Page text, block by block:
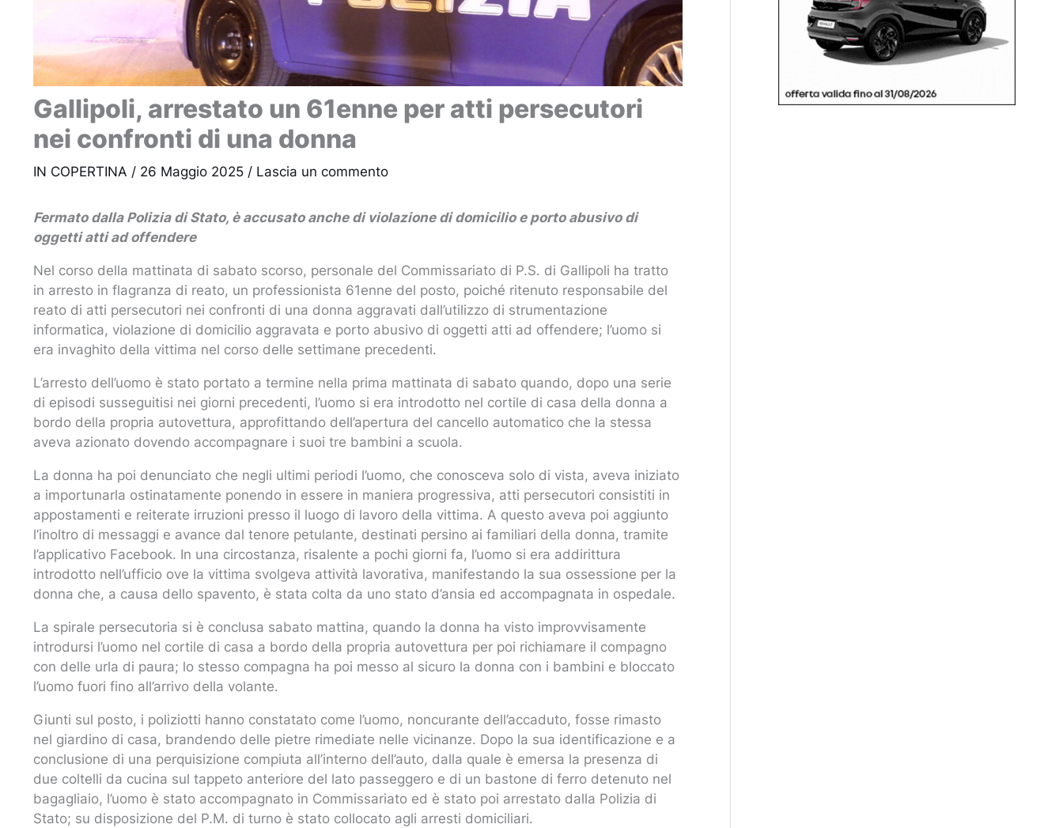
Gallipoli, arrestato un 61enne per atti persecutori
nei confronti di una donna
IN COPERTINA / 26 Maggio 2025 / Lascia un commento
Fermato dalla Polizia di Stato, è accusato anche di violazione di domicilio e porto abusivo di
oggetti atti ad offendere
Nel corso della mattinata di sabato scorso, personale del Commissariato di P.S. di Gallipoli ha tratto
in arresto in flagranza di reato, un professionista 61enne del posto, poiché ritenuto responsabile del
reato di atti persecutori nei confronti di una donna aggravati dall’utilizzo di strumentazione
informatica, violazione di domicilio aggravata e porto abusivo di oggetti atti ad offendere; l’uomo si
era invaghito della vittima nel corso delle settimane precedenti.
L’arresto dell’uomo è stato portato a termine nella prima mattinata di sabato quando, dopo una serie
di episodi susseguitisi nei giorni precedenti, l’uomo si era introdotto nel cortile di casa della donna a
bordo della propria autovettura, approfittando dell’apertura del cancello automatico che la stessa
aveva azionato dovendo accompagnare i suoi tre bambini a scuola.
La donna ha poi denunciato che negli ultimi periodi l’uomo, che conosceva solo di vista, aveva iniziato
a importunarla ostinatamente ponendo in essere in maniera progressiva, atti persecutori consistiti in
appostamenti e reiterate irruzioni presso il luogo di lavoro della vittima. A questo aveva poi aggiunto
l’inoltro di messaggi e avance dal tenore petulante, destinati persino ai familiari della donna, tramite
l’applicativo Facebook. In una circostanza, risalente a pochi giorni fa, l’uomo si era addirittura
introdotto nell’ufficio ove la vittima svolgeva attività lavorativa, manifestando la sua ossessione per la
donna che, a causa dello spavento, è stata colta da uno stato d’ansia ed accompagnata in ospedale.
La spirale persecutoria si è conclusa sabato mattina, quando la donna ha visto improvvisamente
introdursi l’uomo nel cortile di casa a bordo della propria autovettura per poi richiamare il compagno
con delle urla di paura; lo stesso compagna ha poi messo al sicuro la donna con i bambini e bloccato
l’uomo fuori fino all’arrivo della volante.
Giunti sul posto, i poliziotti hanno constatato come l’uomo, noncurante dell’accaduto, fosse rimasto
nel giardino di casa, brandendo delle pietre rimediate nelle vicinanze. Dopo la sua identificazione e a
conclusione di una perquisizione compiuta all’interno dell’auto, dalla quale è emersa la presenza di
due coltelli da cucina sul tappeto anteriore del lato passeggero e di un bastone di ferro detenuto nel
bagagliaio, l’uomo è stato accompagnato in Commissariato ed è stato poi arrestato dalla Polizia di
Stato; su disposizione del P.M. di turno è stato collocato agli arresti domiciliari.